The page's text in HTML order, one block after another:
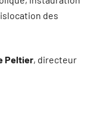
des
Peltier, directeur